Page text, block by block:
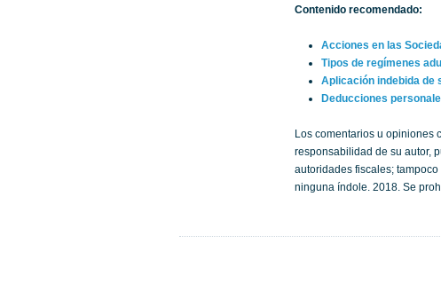
Contenido recomendado:
Acciones en las
Tipos de regímenes
Aplicación indebida de
Deducciones
Los comentarios u opiniones
responsabilidad de su autor,
autoridades fiscales;
ninguna índole. 2018. Se